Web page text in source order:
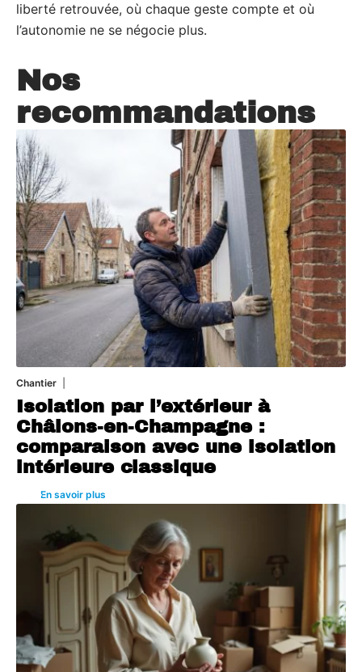
liberté retrouvée, où chaque geste compte et où
l’autonomie ne se négocie plus.
Nos
recommandations
Chantier
Isolation par l’extérieur à
Châlons-en-Champagne :
comparaison avec une isolation
intérieure classique
En savoir plus